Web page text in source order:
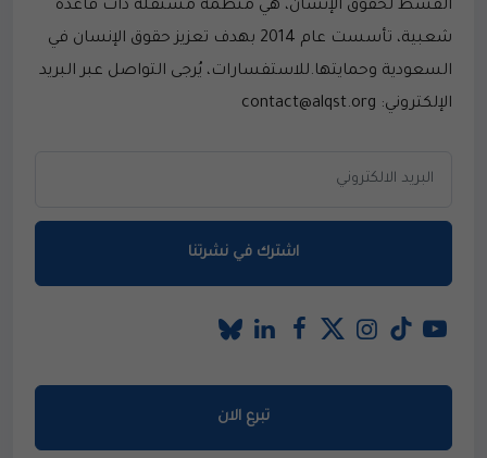
القسط لحقوق الإنسان، هي منظمة مستقلة ذات قاعدة
شعبية، تأسست عام 2014 بهدف تعزيز حقوق الإنسان في
السعودية وحمايتها.للاستفسارات، يُرجى التواصل عبر البريد
الإلكتروني: contact@alqst.org
اشترك في نشرتنا
تبرع الان